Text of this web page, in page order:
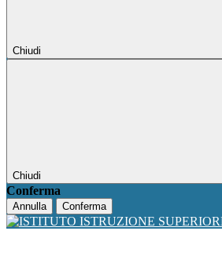
Chiudi
Chiudi
Conferma
Annulla Conferma